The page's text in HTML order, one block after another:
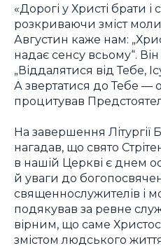
«Дорогі у Христі брати і
розкриваючи зміст
Августин каже нам:
надає сенсу всьому“.
„Віддалятися від Тебе,
А звертатися до Тебе —
процитував
На завершення
нагадав, що свято
в нашій Церкві є днем
й уваги до
священнослужителів і
подякував за ревне
вірним, що саме
змістом людського